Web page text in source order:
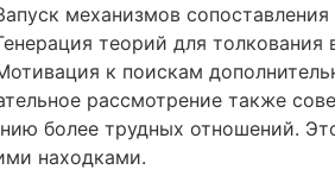
механизмов сопоставления
теорий для
к поискам
рассмотрение также
более трудных отношений.
находками.